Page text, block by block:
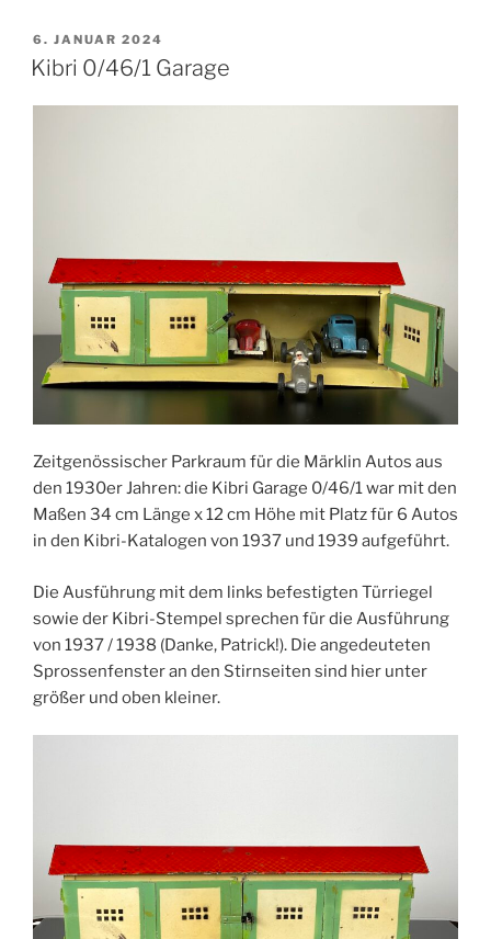
VERÖFFENTLICHT
AM
6. JANUAR 2024
Kibri 0/46/1 Garage
Zeitgenössischer Parkraum für die Märklin Autos aus
den 1930er Jahren: die Kibri Garage 0/46/1 war mit den
Maßen 34 cm Länge x 12 cm Höhe mit Platz für 6 Autos
in den Kibri-Katalogen von 1937 und 1939 aufgeführt.
Die Ausführung mit dem links befestigten Türriegel
sowie der Kibri-Stempel sprechen für die Ausführung
von 1937 / 1938 (Danke, Patrick!). Die angedeuteten
Sprossenfenster an den Stirnseiten sind hier unter
größer und oben kleiner.